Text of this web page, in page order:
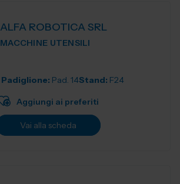
ALFA ROBOTICA SRL
MACCHINE UTENSILI
Padiglione: Pad. 14Stand: F24
Aggiungi ai preferiti
Vai alla scheda